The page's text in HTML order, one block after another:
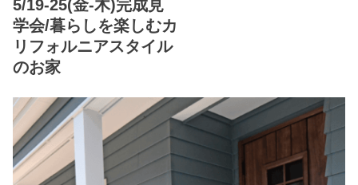
5/19-25(金-木)完成見
学会/暮らしを楽しむカ
リフォルニアスタイル
のお家